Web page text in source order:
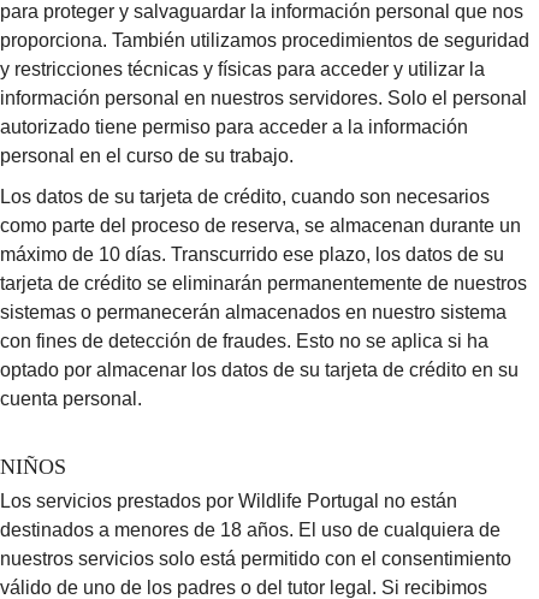
para proteger y salvaguardar la información personal que nos
proporciona. También utilizamos procedimientos de seguridad
y restricciones técnicas y físicas para acceder y utilizar la
información personal en nuestros servidores. Solo el personal
autorizado tiene permiso para acceder a la información
personal en el curso de su trabajo.
Los datos de su tarjeta de crédito, cuando son necesarios
como parte del proceso de reserva, se almacenan durante un
máximo de 10 días. Transcurrido ese plazo, los datos de su
tarjeta de crédito se eliminarán permanentemente de nuestros
sistemas o permanecerán almacenados en nuestro sistema
con fines de detección de fraudes. Esto no se aplica si ha
optado por almacenar los datos de su tarjeta de crédito en su
cuenta personal.
NIÑOS
Los servicios prestados por Wildlife Portugal no están
destinados a menores de 18 años. El uso de cualquiera de
nuestros servicios solo está permitido con el consentimiento
válido de uno de los padres o del tutor legal. Si recibimos